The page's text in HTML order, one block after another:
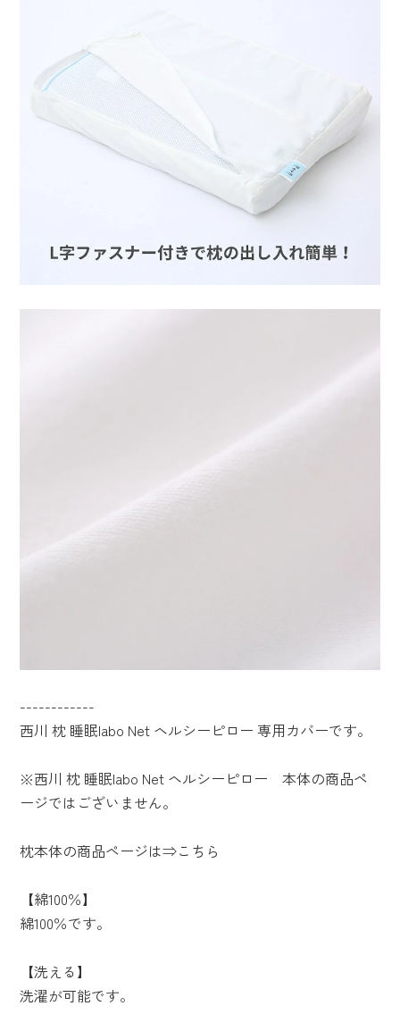
------------
西川 枕 睡眠labo Net ヘルシーピロー 専用カバーです。
※西川 枕 睡眠labo Net ヘルシーピロー 本体の商品ペ
ージではございません。
枕本体の商品ページは⇒こちら
【綿100％】
綿100％です。
【洗える】
洗濯が可能です。